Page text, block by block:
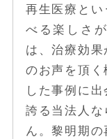
再生医療と
べる楽しさ
は、治療効
のお声を頂く
した事例に
誇る当法人
ん。黎明期